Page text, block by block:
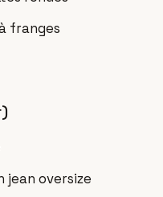
franges
jean oversize